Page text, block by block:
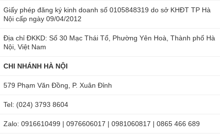
Giấy phép đăng ký kinh doanh số 0105848319 do sở KHĐT TP Hà
Nội cấp ngày 09/04/2012
Địa chỉ ĐKKD: Số 30 Mạc Thái Tổ, Phường Yên Hoà, Thành phố Hà
Nội, Việt Nam
CHI NHÁNH HÀ NỘI
579 Phạm Văn Đồng, P. Xuân Đỉnh
Tel: (024) 3793 8604
Zalo: 0916610499 | 0976606017 | 0981060817 | 0865 466 689